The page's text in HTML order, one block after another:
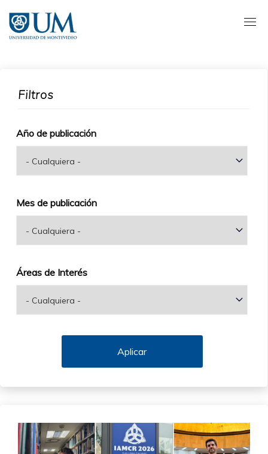
contenido
principal
Filtros
Áreas de Interés
Año de publicación
Mes de publicación